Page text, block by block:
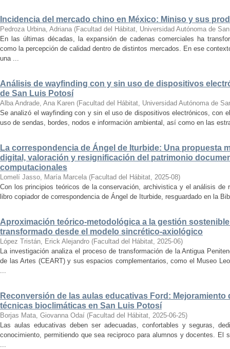
Incidencia del mercado chino en México: Miniso y sus
Pedroza Urbina, Adriana (Facultad del Hábitat, Universidad Autónoma de
En las últimas décadas, la expansión de cadenas comerciales ha
como la percepción de calidad dentro de distintos mercados. En ese
una ...
Análisis de wayfinding con y sin uso de dispositivos
de San Luis Potosí
Alba Andrade, Ana Karen (Facultad del Hábitat, Universidad Autónoma de
Se analizó el wayfinding con y sin el uso de dispositivos electrónicos, con
uso de sendas, bordes, nodos e información ambiental, así como en las
La correspondencia de Ángel de Iturbide: Una propuesta
digital, valoración y resignificación del patrimonio
computacionales
Lomelí Jasso, María Marcela (Facultad del Hábitat, 2025-08)
Con los principios teóricos de la conservación, archivistica y el análisis de
libro copiador de correspondencia de Ángel de Iturbide, resguardado en la
Aproximación teórico-metodológica a la gestión
transformado desde el modelo sincrético-axiológico
López Tristán, Erick Alejandro (Facultad del Hábitat, 2025-06)
La investigación analiza el proceso de transformación de la Antigua
de las Artes (CEART) y sus espacios complementarios, como el Museo
...
Reconversión de las aulas educativas Ford:
técnicas bioclimáticas en San Luis Potosí
Borjas Mata, Giovanna Odaí (Facultad del Hábitat, 2025-06-25)
Las aulas educativas deben ser adecuadas, confortables y seguras,
conocimiento, permitiendo que sea reciproco para alumnos y docentes. El
...